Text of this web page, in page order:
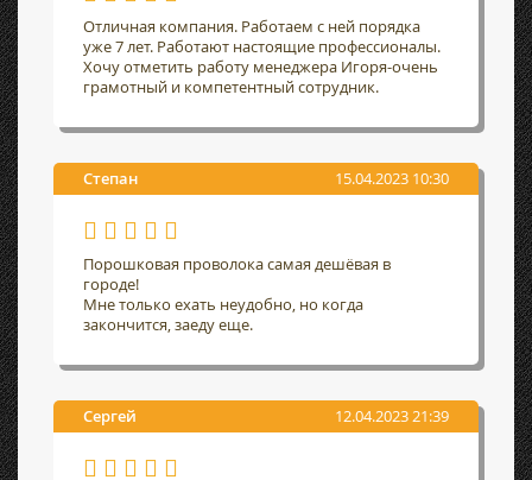
Отличная компания. Работаем с ней порядка
уже 7 лет. Работают настоящие профессионалы.
Хочу отметить работу менеджера Игоря-очень
грамотный и компетентный сотрудник.
Степан 15.04.2023 10:30
Порошковая проволока самая дешёвая в
городе!
Мне только ехать неудобно, но когда
закончится, заеду еще.
Сергей 12.04.2023 21:39